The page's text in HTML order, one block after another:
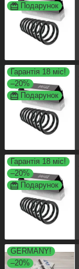
Подарунок
Гарантія 18 міс!
–20%
Подарунок
Гарантія 18 міс!
–20%
Подарунок
GERMANY!
–20%